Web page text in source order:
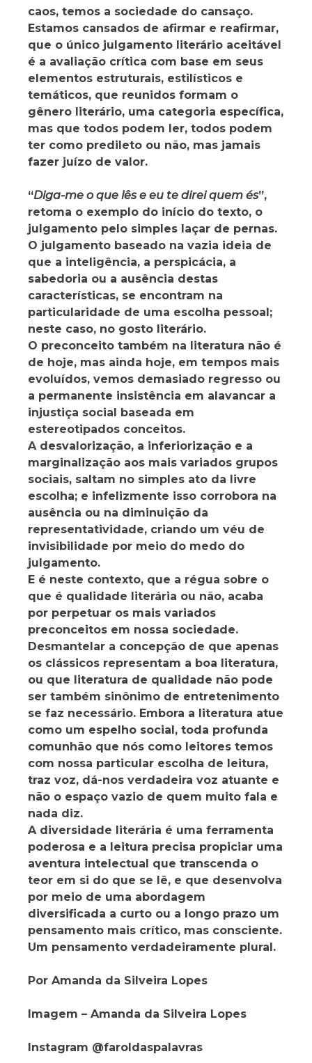
caos, temos a sociedade do cansaço.
Estamos cansados de afirmar e reafirmar,
que o único julgamento literário aceitável
é a avaliação crítica com base em seus
elementos estruturais, estilísticos e
temáticos, que reunidos formam o
gênero literário, uma categoria específica,
mas que todos podem ler, todos podem
ter como predileto ou não, mas jamais
fazer juízo de valor.
“Diga-me o que lês e eu te direi quem és”,
retoma o exemplo do início do texto, o
julgamento pelo simples laçar de pernas.
O julgamento baseado na vazia ideia de
que a inteligência, a perspicácia, a
sabedoria ou a ausência destas
características, se encontram na
particularidade de uma escolha pessoal;
neste caso, no gosto literário.
O preconceito também na literatura não é
de hoje, mas ainda hoje, em tempos mais
evoluídos, vemos demasiado regresso ou
a permanente insistência em alavancar a
injustiça social baseada em
estereotipados conceitos.
A desvalorização, a inferiorização e a
marginalização aos mais variados grupos
sociais, saltam no simples ato da livre
escolha; e infelizmente isso corrobora na
ausência ou na diminuição da
representatividade, criando um véu de
invisibilidade por meio do medo do
julgamento.
E é neste contexto, que a régua sobre o
que é qualidade literária ou não, acaba
por perpetuar os mais variados
preconceitos em nossa sociedade.
Desmantelar a concepção de que apenas
os clássicos representam a boa literatura,
ou que literatura de qualidade não pode
ser também sinônimo de entretenimento
se faz necessário. Embora a literatura atue
como um espelho social, toda profunda
comunhão que nós como leitores temos
com nossa particular escolha de leitura,
traz voz, dá-nos verdadeira voz atuante e
não o espaço vazio de quem muito fala e
nada diz.
A diversidade literária é uma ferramenta
poderosa e a leitura precisa propiciar uma
aventura intelectual que transcenda o
teor em si do que se lê, e que desenvolva
por meio de uma abordagem
diversificada a curto ou a longo prazo um
pensamento mais crítico, mas consciente.
Um pensamento verdadeiramente plural.
Por Amanda da Silveira Lopes
Imagem – Amanda da Silveira Lopes
Instagram @faroldaspalavras